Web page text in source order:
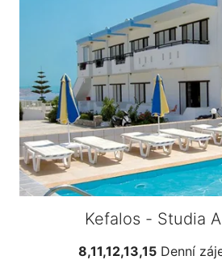
Kefalos - Studia
8,11,12,13,15 Denní